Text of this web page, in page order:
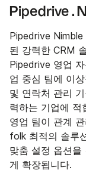
Pipedrive .
Pipedrive Nimble
된 강력한 CRM
Pipedrive 영업
업 중심 팀에 이
및 연락처 관리
력하는 기업에 적
영업 팀이 관계
folk 최적의 솔루
맞춤 설정 옵션을
게 확장됩니다.